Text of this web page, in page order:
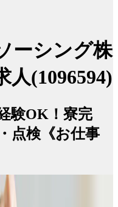
ーシング株
人(1096594)
験OK！寮完
点検《お仕事